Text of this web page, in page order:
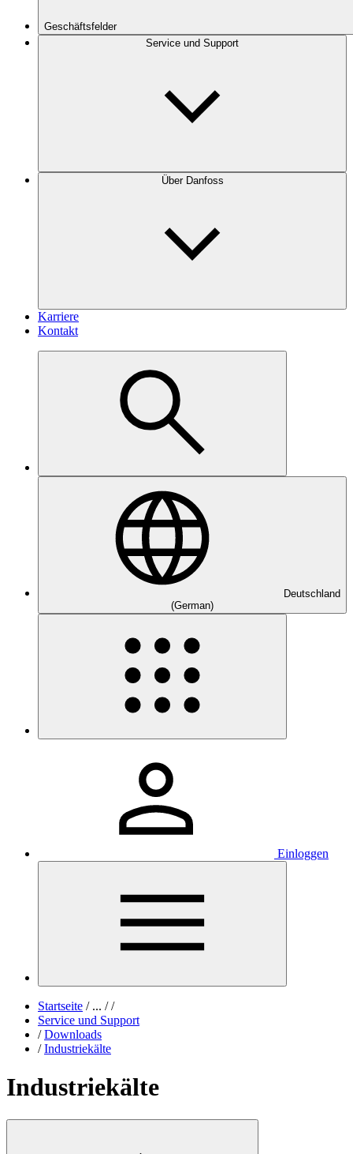
Geschäftsfelder
Service und Support
Über Danfoss
Karriere
Kontakt
Deutschland
(German)
Einloggen
Startseite /... / /
Service und Support
/ Downloads
/ Industriekälte
Industriekälte